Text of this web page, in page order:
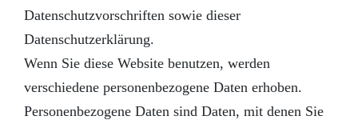
Datenschutzvorschriften sowie dieser
Datenschutzerklärung.
Wenn Sie diese Website benutzen, werden
verschiedene personenbezogene Daten erhoben.
Personenbezogene Daten sind Daten, mit denen Sie